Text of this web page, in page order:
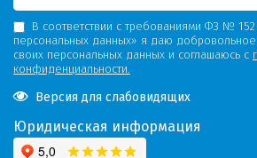
В соответствии с требованиями ФЗ № 152
персональных данных» я даю добровольное
своих персональных данных и соглашаюсь с
конфиденциальности.
Версия для слабовидящих
Юридическая информация